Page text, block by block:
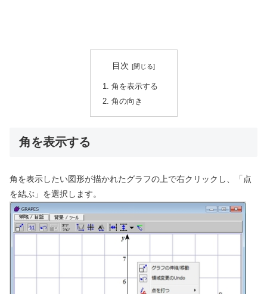
目次
角を表示する
角の向き
角を表示する
角を表示したい図形が描かれたグラフの上で右クリックし、「点
を結ぶ」を選択します。